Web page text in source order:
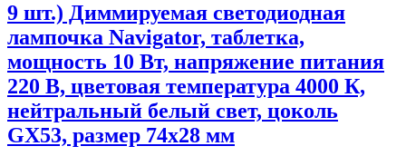
9 шт.) Диммируемая светодиодная
лампочка Navigator, таблетка,
мощность 10 Вт, напряжение питания
220 В, цветовая температура 4000 К,
нейтральный белый свет, цоколь
GX53, размер 74х28 мм